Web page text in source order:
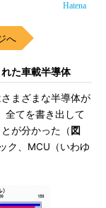
Hatena
へ
た車載半導体
まざまな半導体が
全てを書き出して
が分かった（ 図
ク、MCU（いわゆ